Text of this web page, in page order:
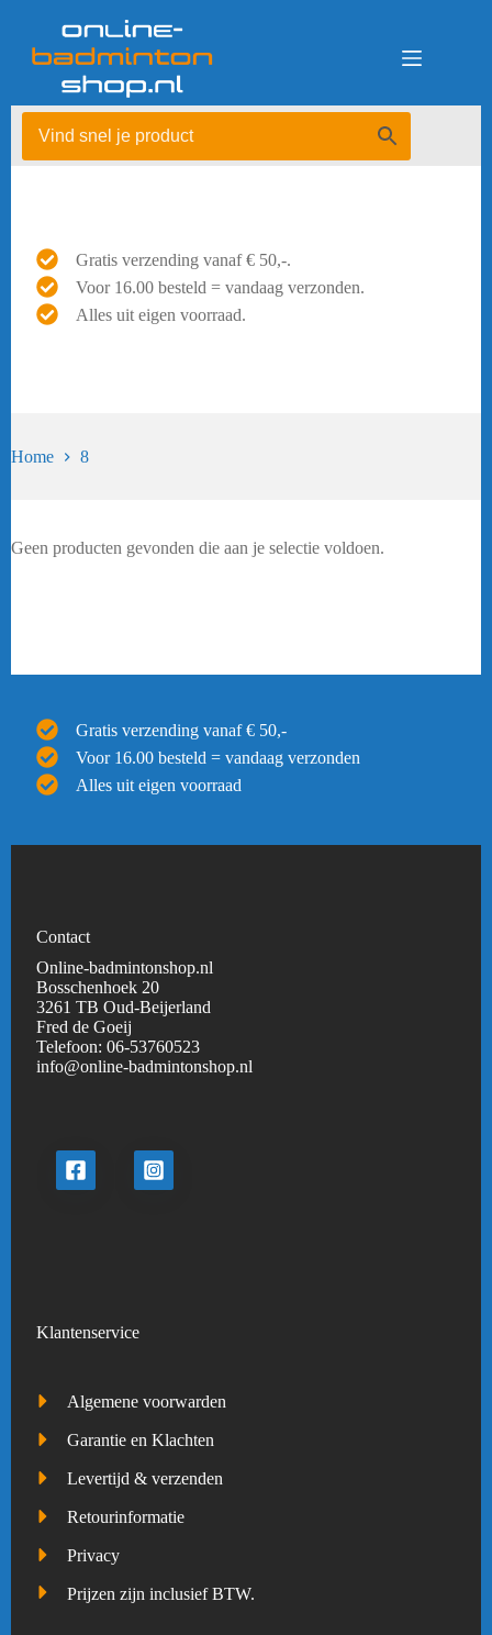
Gratis verzending vanaf € 50,-.
Voor 16.00 besteld = vandaag verzonden.
Alles uit eigen voorraad.
Home 8
Geen producten gevonden die aan je selectie voldoen.
Gratis verzending vanaf € 50,-
Voor 16.00 besteld = vandaag verzonden
Alles uit eigen voorraad
Contact
Online-badmintonshop.nl
Bosschenhoek 20
3261 TB Oud-Beijerland
Fred de Goeij
Telefoon:06-53760523
info@online-badmintonshop.nl
Klantenservice
Algemene voorwarden
Garantie en Klachten
Levertijd & verzenden
Retourinformatie
Privacy
Prijzen zijn inclusief BTW.